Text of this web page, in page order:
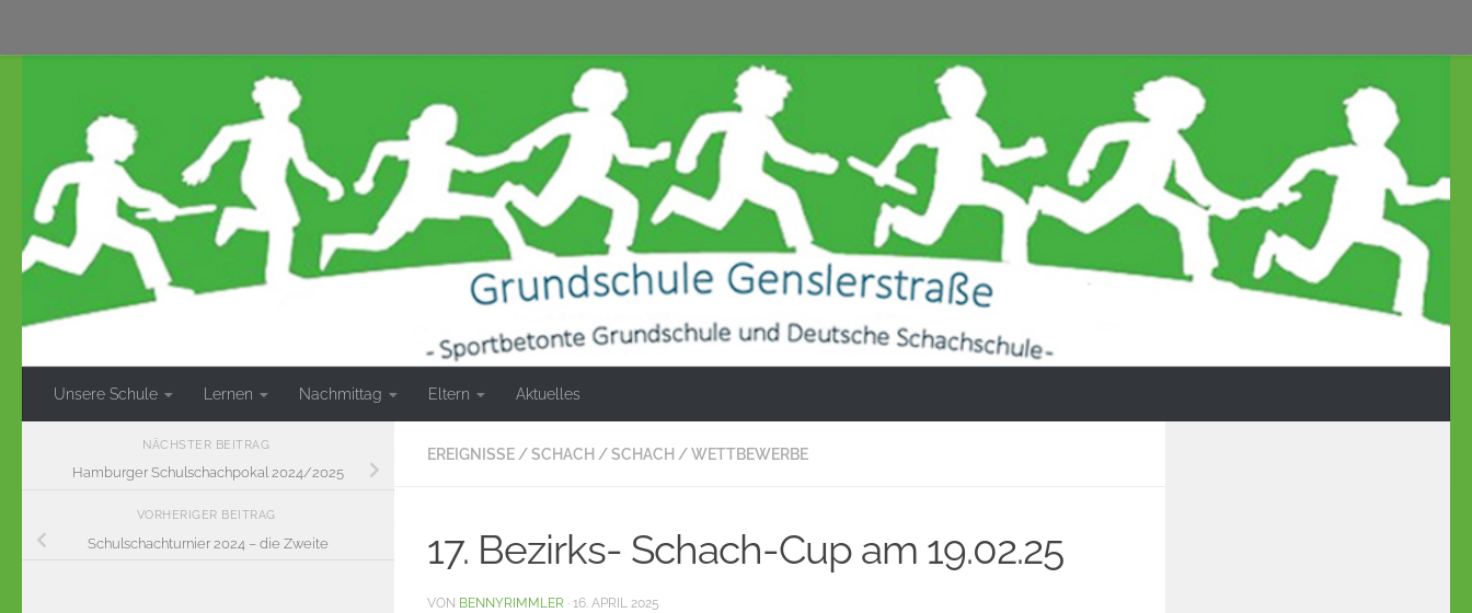
Unsere Schule Lernen Nachmittag Eltern Aktuelles
EREIGNISSE /SCHACH /SCHACH /WETTBEWERBE
17. Bezirks- Schach-Cup am 19.02.25
VON BENNYRIMMLER · 16. APRIL 2025
NÄCHSTER BEITRAG
Hamburger Schulschachpokal 2024/2025
VORHERIGER BEITRAG
Schulschachturnier 2024 – die Zweite